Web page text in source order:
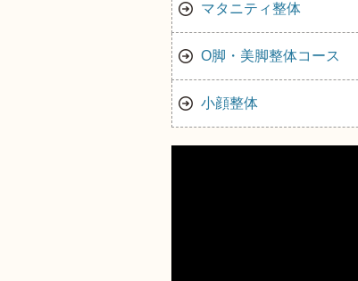
マタニティ整体
O脚・美脚整体コース
小顔整体